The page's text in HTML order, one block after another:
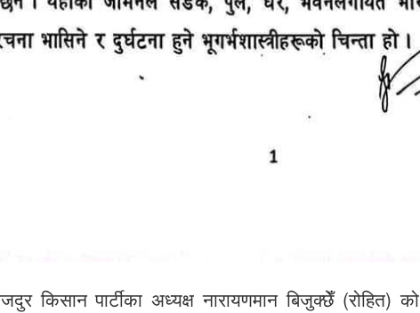
किसान पार्टीका अध्यक्ष नारायणमान बिजुक्छेँ (रोहित) को